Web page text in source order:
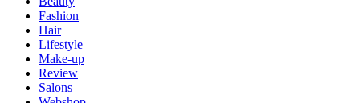
Fashion
Hair
Lifestyle
Make-up
Review
Salons